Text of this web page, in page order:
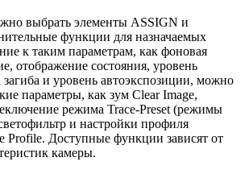
выбрать элементы ASSIGN и
функции для назначаемых
к таким параметрам, как фоновая
отображение состояния, уровень
загиба и уровень автоэкспозиции, можно
параметры, как зум Clear Image,
режима Trace-Preset (режимы
и настройки профиля
Profile. Доступные функции зависят от
камеры.